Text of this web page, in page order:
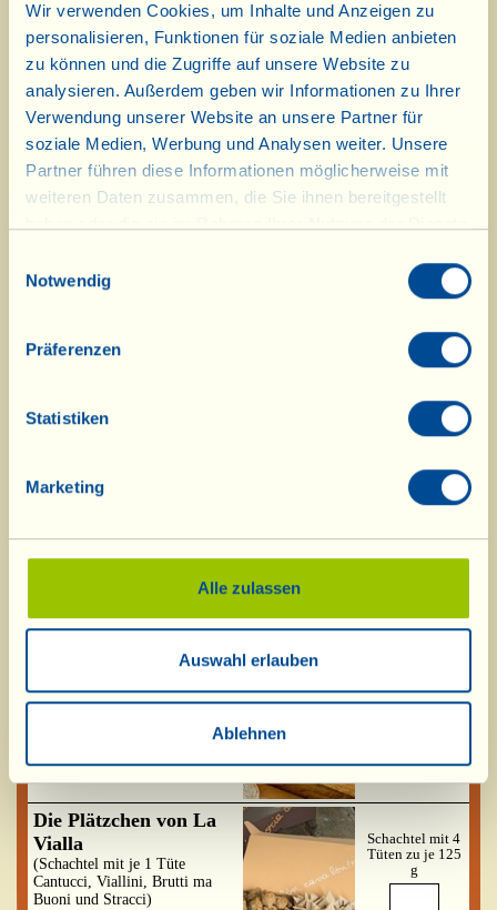
Wir verwenden Cookies, um Inhalte und Anzeigen zu
personalisieren, Funktionen für soziale Medien anbieten
zu können und die Zugriffe auf unsere Website zu
analysieren. Außerdem geben wir Informationen zu Ihrer
Verwendung unserer Website an unsere Partner für
soziale Medien, Werbung und Analysen weiter. Unsere
Partner führen diese Informationen möglicherweise mit
weiteren Daten zusammen, die Sie ihnen bereitgestellt
Notwendig
Präferenzen
Statistiken
Marketing
Alle zulassen
Auswahl erlauben
Ablehnen
6,70 x 4=
CHF 26,80
Orangenmarmelade Extra
(4 Gl. Orange
Karton mit 4
Gläsern zu
225 g
6,70 x 4=
CHF 26,80
Honig
Karton mit 1
(Creme aus Haselnüssen und
Kakao mit Olivenöl
Verfügbar ab dem 01/10/2026
Karton mit 4
Gläsern zu
200 g
(Creme aus Haselnüssen und
Ausverkauft
CHF 26,00
Die Plätzchen von La
Vialla
(Schachtel mit je 1 Tüte
Cantucci, Viallini, Brutti ma
Buoni und Stracci)
Schachtel mit 4
Tüten zu je 125
g